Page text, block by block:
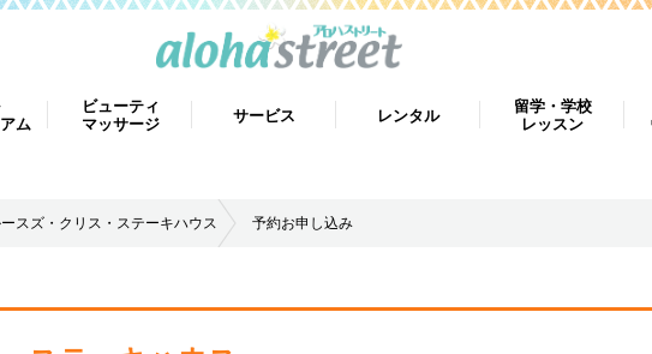
ム
ビューティ
マッサージ
サービス レンタル
留学・学校
レッスン
スズ・クリス・ステーキハウス 予約お申し込み